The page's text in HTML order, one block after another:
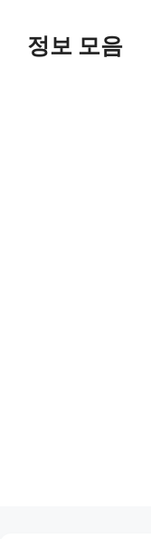
content정보 모음